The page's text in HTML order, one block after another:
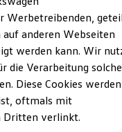
und Updates
ID.
im
Werbetreibenden,
auf anderen Webseiten
werden kann. Wir
die Verarbeitung
Diese Cookies
oftmals mit
Dritten verlinkt.